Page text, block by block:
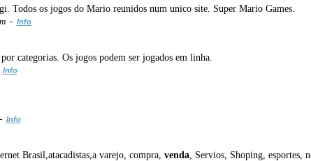
Todos os jogos do Mario reunidos num unico site. Super Mario Games.
- Info
categorias. Os jogos podem ser jogados em linha.
Info
Info
Brasil,atacadistas,a varejo, compra, venda, Servios, Shoping, esportes,